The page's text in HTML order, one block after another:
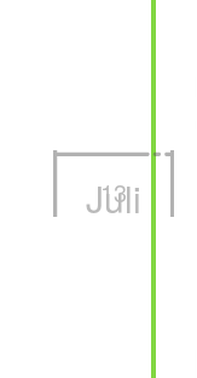
13
Juli